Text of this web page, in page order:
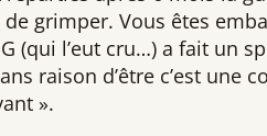
grimper. Vous êtes
(qui l’eut cru…) a fait un
raison d’être c’est une
».